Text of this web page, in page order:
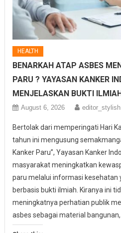
HEALTH
BENARKAH ATAP ASBES
PARU ? YAYASAN KANKER
MENJELASKAN BUKTI
August 6, 2026 editor_stylish
Bertolak dari memperingati Hari
tahun ini mengusung
Kanker Paru”, Yayasan Kanker
masyarakat meningkatkan
paru melalui informasi kesehatan
berbasis bukti ilmiah. Kiranya ini
meningkatnya perhatian publik
asbes sebagai material bangunan,